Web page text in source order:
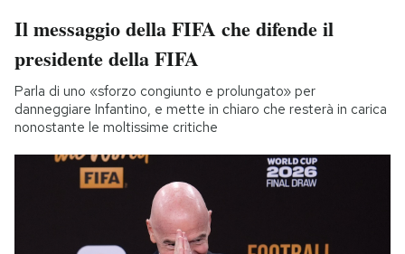
Il messaggio della FIFA che difende il
presidente della FIFA
Parla di uno «sforzo congiunto e prolungato» per
danneggiare Infantino, e mette in chiaro che resterà in carica
nonostante le moltissime critiche